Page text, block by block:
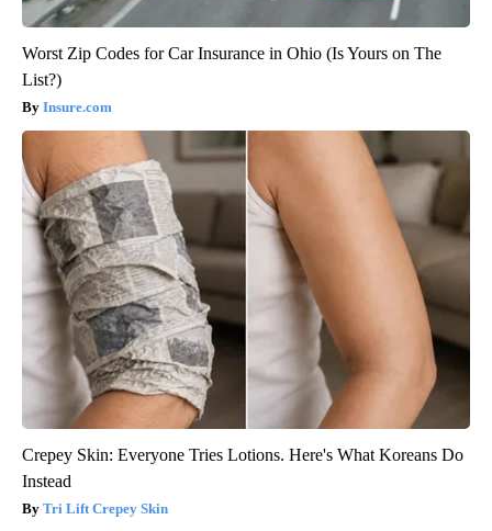
Worst Zip Codes for Car Insurance in Ohio (Is Yours on The
List?)
Insure.com
Crepey Skin: Everyone Tries Lotions. Here's What Koreans Do
Instead
Tri Lift Crepey Skin